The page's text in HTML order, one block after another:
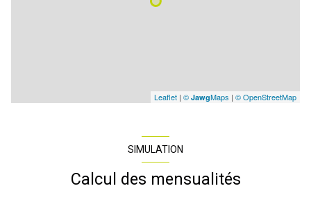
Leaflet | © JawgMaps | © OpenStreetMap
SIMULATION
Calcul des mensualités